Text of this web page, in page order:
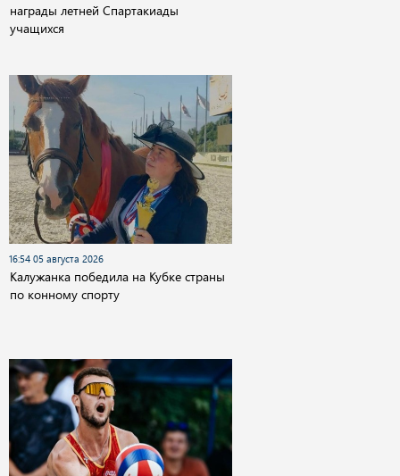
награды летней Спартакиады
учащихся
16:54 05 августа 2026
Калужанка победила на Кубке страны
по конному спорту